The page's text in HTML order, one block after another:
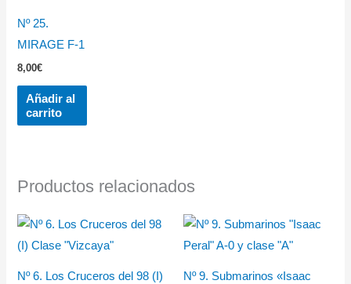
Nº 25.
MIRAGE F-1
8,00€
Añadir al
carrito
Productos relacionados
Nº 6. Los Cruceros del 98 (I)
Nº 9. Submarinos «Isaac